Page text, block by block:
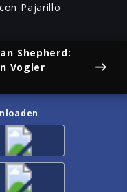
Pajarillo
Shepherd:
Vogler